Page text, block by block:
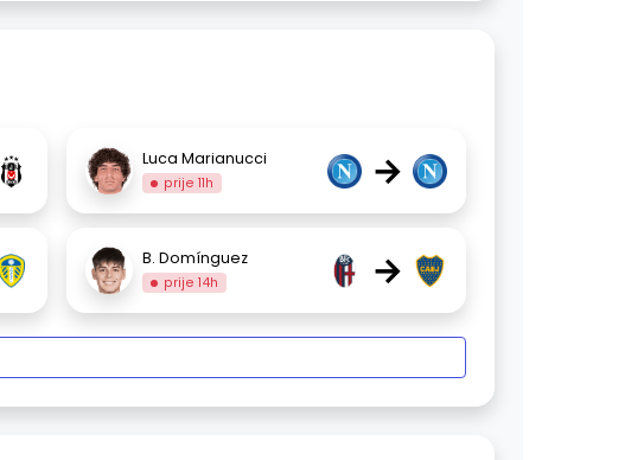
Luca Marianucci
prije 11h →
B. Domínguez
prije 14h →